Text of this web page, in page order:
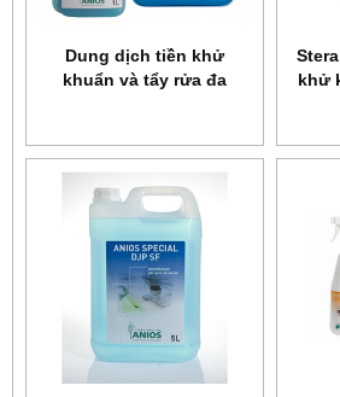
Dung dịch tiền khử
khuẩn và tẩy rửa đa
khử